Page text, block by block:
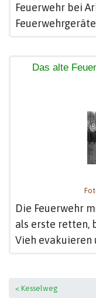
Feuerwehr bei
Das alte
Die Feuerwehr
als erste retten,
Vieh evakuieren
< Kesselweg